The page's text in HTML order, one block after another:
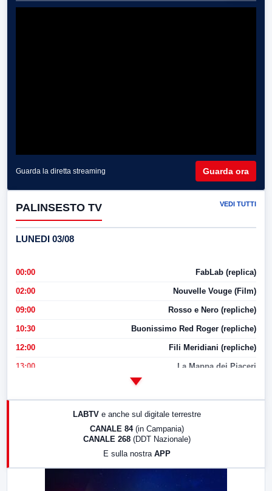
Guarda la diretta streaming Guarda ora
PALINSESTO TV VEDI TUTTI
LUNEDI 03/08
00:00 FabLab (replica)
02:00 Nouvelle Vouge (Film)
09:00 Rosso e Nero (repliche)
10:30 Buonissimo Red Roger (repliche)
12:00 Fili Meridiani (repliche)
13:00 La Mappa dei Piaceri
17:00 LabNews (replica)
LABTV e anche sul digitale terrestre
CANALE 84 (in Campania)
CANALE 268 (DDT Nazionale)
E sulla nostra APP